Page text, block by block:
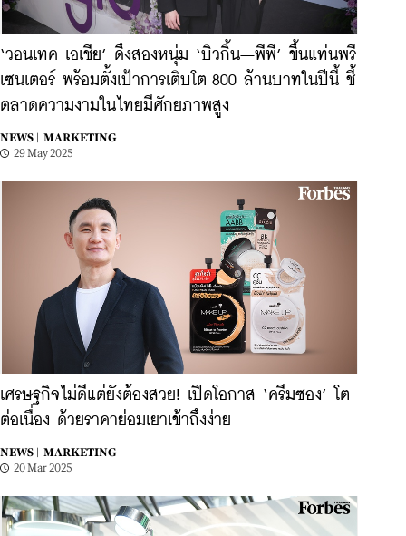
‘วอนเทค เอเชีย’ ดึงสองหนุ่ม ‘บิวกิ้น–พีพี’ ขึ้นแท่นพรี
เซนเตอร์ พร้อมตั้งเป้าการเติบโต 800 ล้านบาทในปีนี้ ชี้
ตลาดความงามในไทยมีศักยภาพสูง
NEWS |
MARKETING
29 May 2025
เศรษฐกิจไม่ดีแต่ยังต้องสวย! เปิดโอกาส ‘ครีมซอง’ โต
ต่อเนื่อง ด้วยราคาย่อมเยาเข้าถึงง่าย
NEWS |
MARKETING
20 Mar 2025